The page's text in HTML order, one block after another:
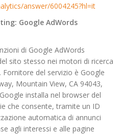
answer/6004245?hl=it
Google AdWords
di Google AdWords
sito stesso nei motori di ricerca
Fornitore del servizio è Google
Mountain View, CA 94043,
installa nel browser del
che consente, tramite un ID
automatica di annunci
agli interessi e alle pagine